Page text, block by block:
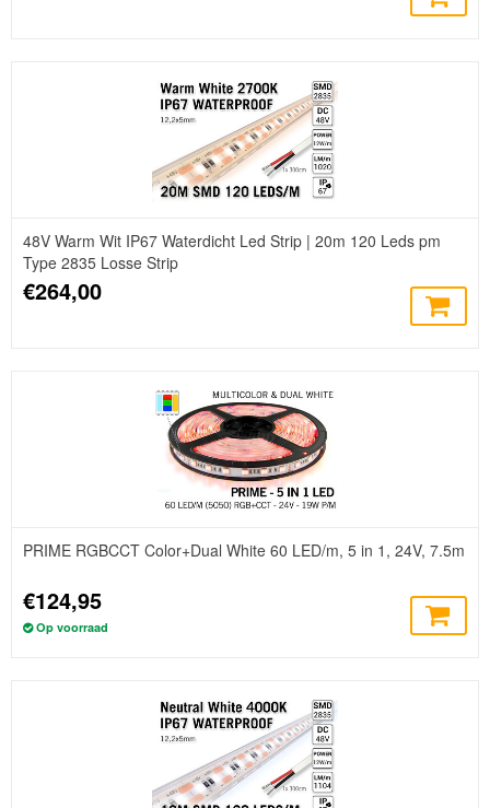
48V Warm Wit IP67 Waterdicht Led Strip | 20m 120 Leds pm
Type 2835 Losse Strip
€264,00
PRIME RGBCCT Color+Dual White 60 LED/m, 5 in 1, 24V, 7.5m
€124,95
Op voorraad